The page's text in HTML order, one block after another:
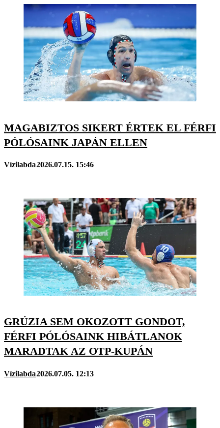
MAGABIZTOS SIKERT ÉRTEK EL FÉRFI
PÓLÓSAINK JAPÁN ELLEN
Vízilabda2026.07.15. 15:46
GRÚZIA SEM OKOZOTT GONDOT,
FÉRFI PÓLÓSAINK HIBÁTLANOK
MARADTAK AZ OTP-KUPÁN
Vízilabda2026.07.05. 12:13